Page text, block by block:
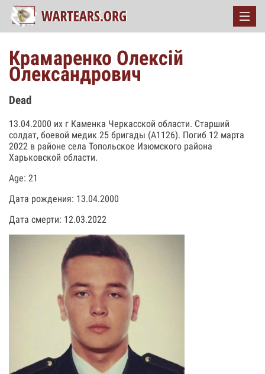
Крамаренко Олексій
Олександрович
Dead
13.04.2000 их г Каменка Черкасской области. Старший
солдат, боевой медик 25 бригады (А1126). Погиб 12 марта
2022 в районе села Топольское Изюмского района
Харьковской области.
Age: 21
Дата рождения: 13.04.2000
Дата смерти: 12.03.2022